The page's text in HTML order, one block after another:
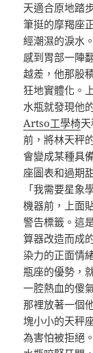
天適合原地踏
筆挺的摩羯座
經潮濕的淚水
感到胃部一陣
越差，他那股
狂地實體化。
水瓶就發現他
Artso工學椅
前，將林天秤
會變成某種具
座圖表和過期
「我需要星象
機器前，上面
警告標籤。這
算器改造而成
染力的正面情
瓶座的優勢，
一腔熱血的傻
那裡放著一個
塊小小的天秤
為害怕被拒絕